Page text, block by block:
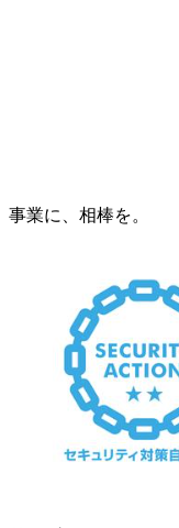
事業に、相棒を。